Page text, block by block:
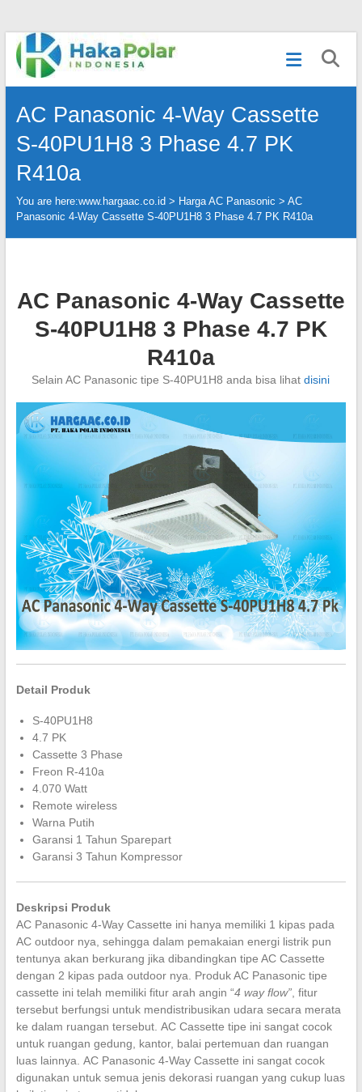
Skip
content
Telp
:
(021)
|
WA
:
081919232328
|
IG
:
AC Panasonic 4-Way Cassette
S-40PU1H8 3 Phase 4.7 PK
R410a
You are here:www.hargaac.co.id > Harga AC Panasonic > AC
Panasonic 4-Way Cassette S-40PU1H8 3 Phase 4.7 PK R410a
AC Panasonic 4-Way Cassette
S-40PU1H8 3 Phase 4.7 PK
R410a
Selain AC Panasonic tipe S-40PU1H8 anda bisa lihatdisini
Detail Produk
S-40PU1H8
4.7 PK
Cassette 3 Phase
Freon R-410a
4.070 Watt
Remote wireless
Warna Putih
Garansi 1 Tahun Sparepart
Garansi 3 Tahun Kompressor
Deskripsi Produk
AC Panasonic 4-Way Cassette ini hanya memiliki 1 kipas pada
AC outdoor nya, sehingga dalam pemakaian energi listrik pun
tentunya akan berkurang jika dibandingkan tipe AC Cassette
dengan 2 kipas pada outdoor nya. Produk AC Panasonic tipe
cassette ini telah memiliki fitur arah angin “4 way flow”, fitur
tersebut berfungsi untuk mendistribusikan udara secara merata
ke dalam ruangan tersebut. AC Cassette tipe ini sangat cocok
untuk ruangan gedung, kantor, balai pertemuan dan ruangan
luas lainnya. AC Panasonic 4-Way Cassette ini sangat cocok
digunakan untuk semua jenis dekorasi ruangan yang cukup luas